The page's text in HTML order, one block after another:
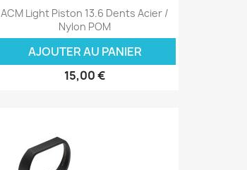
Aperçu rapide
ACM Light Piston 13.6 Dents Acier /
Nylon POM
AJOUTER AU PANIER
15,00 €